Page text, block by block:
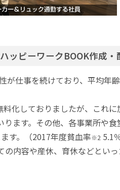
ッピーワークBOOK作成・
仕事を続けており、平均
化しておりましたが、これ
ます。その他、各事業所や
す。（2017年度貧血率※2 5.1
内容や産休、育休などとい